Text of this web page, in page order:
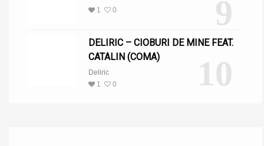
9
1 0
10
DELIRIC – CIOBURI DE MINE FEAT.
CATALIN (COMA)
Deliric
1
0